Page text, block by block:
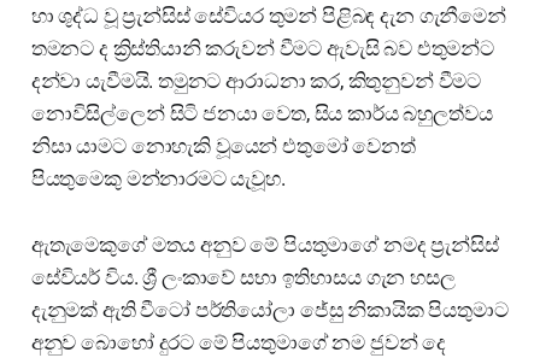
හා ශුද්ධ වූ ප්‍රැන්සිස් සේවියර තුමන් පිළිබඳ දැන ගැනීමෙන්
තමනට ද ක්‍රිස්තියානි කරුවන් වීමට ඇවැසි බව එතුමන්ට
දන්වා යැවීමයි. තමුනට ආරාධනා කර, කිතුනුවන් වීමට
නොවිසිල්ලෙන් සිටි ජනයා වෙත, සිය කාර්ය බහුලත්වය
නිසා යාමට නොහැකි වූයෙන් එතුමෝ වෙනත්
පියතුමෙකු මන්නාරමට යැවූහ.
ඇතැමෙකුගේ මතය අනුව මේ පියතුමාගේ නමද ප්‍රැන්සිස්
සේවියර් විය. ශ්‍රී ලංකාවේ සභා ඉතිහාසය ගැන හසල
දැනුමක් ඇති වීටෝ පර්තියෝලා ජේසු නිකායික පියතුමාට
අනුව බොහෝ දුරට මේ පියතුමාගේ නම ජුවන් දෙ